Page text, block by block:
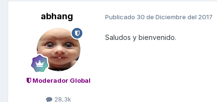
abhang
Moderador Global
28,3k
Publicado 30 de Diciembre del 2017
Saludos y bienvenido.